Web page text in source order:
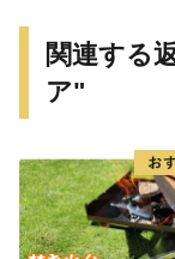
関連する
ア"